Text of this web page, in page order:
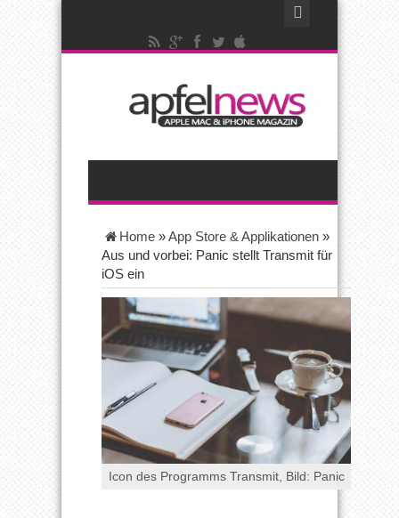
Home »App Store & Applikationen »
Aus und vorbei: Panic stellt Transmit für
iOS ein
Icon des Programms Transmit, Bild: Panic